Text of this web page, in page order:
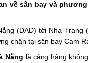
về sân bay và
(DAD) tới Nha Trang
chân tại sân bay Cam
Nẵng là cảng hàng